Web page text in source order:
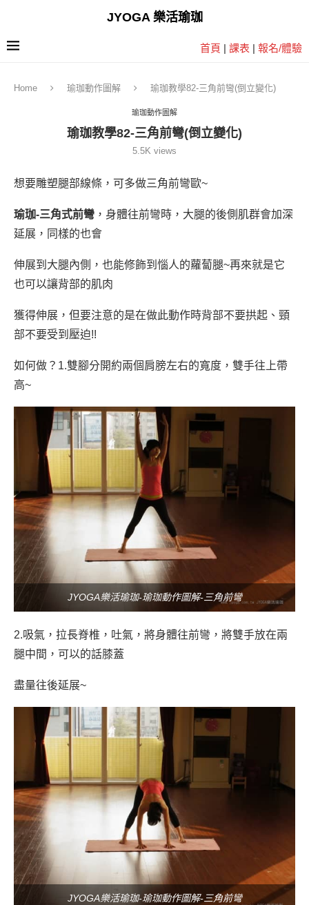
JYOGA 樂活瑜珈
首頁 | 課表 | 報名/體驗
Home 瑜珈動作圖解 瑜珈教學82-三角前彎(倒立變化)
瑜珈動作圖解
瑜珈教學82-三角前彎(倒立變化)
5.5K views
想要雕塑腿部線條，可多做三角前彎歐~
瑜珈-三角式前彎 ，身體往前彎時，大腿的後側肌群會加深
延展，同樣的也會
伸展到 大腿內側，也能修飾到惱人的蘿蔔腿~再來就是它
也可以讓背部的肌肉
獲得伸展，但要注意的是在做此動作時背部不要拱起、頸
部不要受到壓迫!!
如何做？ 1.雙腳分開約兩個肩膀左右的寬度，雙手往上帶
高~
JYOGA樂活瑜珈-瑜珈動作圖解-三角前彎
2.吸氣，拉長脊椎，吐氣，將身體往前彎，將雙手放在兩
腿中間，可以的話膝蓋
盡量往後延展~
JYOGA樂活瑜珈-瑜珈動作圖解-三角前彎